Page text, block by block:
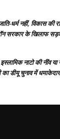
धर्म नहीं, विकास की
सरकार के खिलाफ
नाटो की नींव
का डीयू चुनाव में